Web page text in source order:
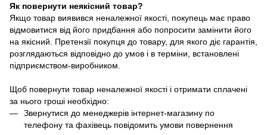
Як повернути неякісний товар?
Якщо товар виявився неналежної якості, покупець має право
відмовитися від його придбання або попросити замінити його
на якісний. Претензії покупця до товару, для якого діє гарантія,
розглядаються відповідно до умов і в терміни, встановлені
підприємством-виробником.
Щоб повернути товар неналежної якості і отримати сплачені
за нього гроші необхідно:
Звернутися до менеджерів інтернет-магазину по
телефону та фахівець повідомить умови повернення